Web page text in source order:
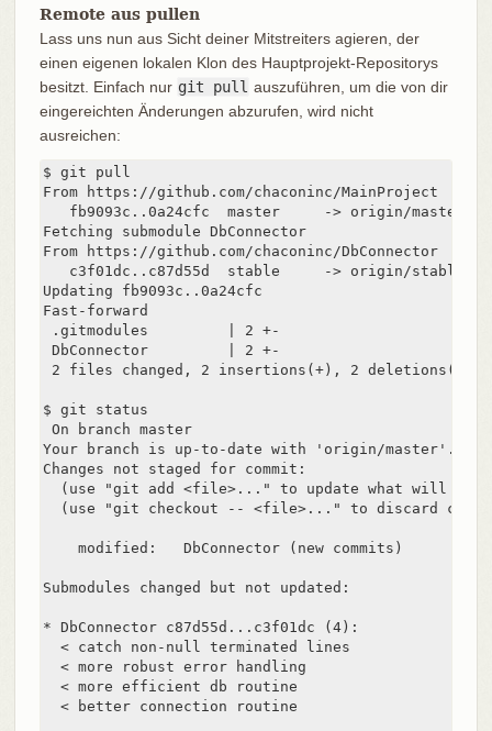
Remote aus pullen
Lass uns nun aus Sicht deiner Mitstreiters agieren, der
einen eigenen lokalen Klon des Hauptprojekt-Repositorys
besitzt. Einfach nur git pull auszuführen, um die von dir
eingereichten Änderungen abzurufen, wird nicht
ausreichen:
$ git pull
From https://github.com/chaconinc/MainProject
   fb9093c..0a24cfc  master     -> origin/master
Fetching submodule DbConnector
From https://github.com/chaconinc/DbConnector
   c3f01dc..c87d55d  stable     -> origin/stable
Updating fb9093c..0a24cfc
Fast-forward
.gitmodules         | 2 +-
DbConnector         | 2 +-
2 files changed, 2 insertions(+), 2 deletions(-)
$ git status
On branch master
Your branch is up-to-date with 'origin/master'.
Changes not staged for commit:
(use "git add <file>..." to update what will be
(use "git checkout -- <file>..." to discard
    modified:   DbConnector (new commits)
Submodules changed but not updated:
* DbConnector c87d55d...c3f01dc (4):
  < catch non-null terminated lines
  < more robust error handling
  < more efficient db routine
  < better connection routine